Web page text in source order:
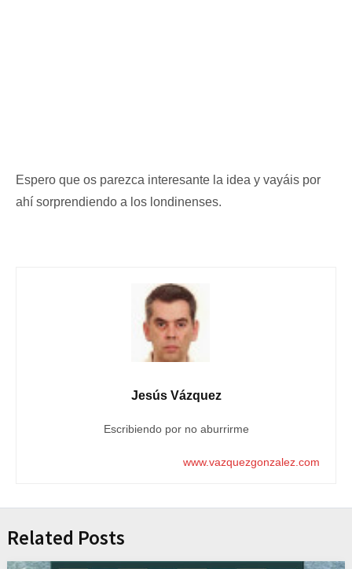
Espero que os parezca interesante la idea y vayáis por
ahí sorprendiendo a los londinenses.
Jesús Vázquez
Escribiendo por no aburrirme
www.vazquezgonzalez.com
Related Posts